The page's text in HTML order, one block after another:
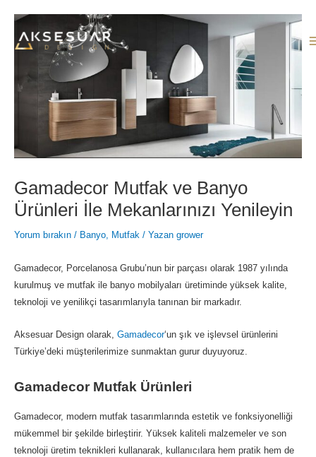
Gamadecor Mutfak ve Banyo
Ürünleri İle Mekanlarınızı Yenileyin
Yorum bırakın / Banyo Mutfak / Yazan grower
Gamadecor, Porcelanosa Grubu’nun bir parçası olarak 1987 yılında
kurulmuş ve mutfak ile banyo mobilyaları üretiminde yüksek kalite,
teknoloji ve yenilikçi tasarımlarıyla tanınan bir markadır.
Aksesuar Design olarak, Gamadecor‘un şık ve işlevsel ürünlerini
Türkiye’deki müşterilerimize sunmaktan gurur duyuyoruz.
Gamadecor Mutfak Ürünleri
Gamadecor, modern mutfak tasarımlarında estetik ve fonksiyonelliği
mükemmel bir şekilde birleştirir. Yüksek kaliteli malzemeler ve son
teknoloji üretim teknikleri kullanarak, kullanıcılara hem pratik hem de